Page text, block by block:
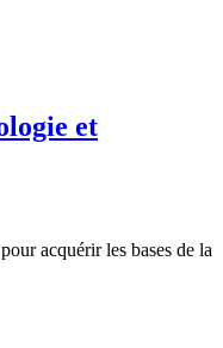
et
acquérir les bases de la